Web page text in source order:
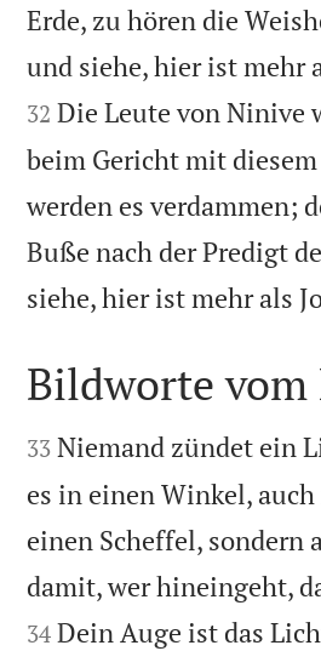
Erde, zu hören die
und siehe, hier ist mehr
32 Die Leute von Ninive
beim Gericht mit
werden es verdammen;
Buße nach der Predigt
siehe, hier ist mehr als

Bildworte

33 Niemand zündet ein
es in einen Winkel,
einen Scheffel, sondern
damit, wer hineingeht,
34 Dein Auge ist das